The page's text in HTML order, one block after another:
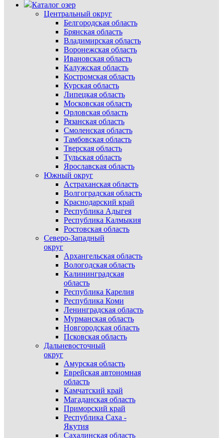
Каталог озер
Центральный округ
Белгородская область
Брянская область
Владимирская область
Воронежская область
Ивановская область
Калужская область
Костромская область
Курская область
Липецкая область
Московская область
Орловская область
Рязанская область
Смоленская область
Тамбовская область
Тверская область
Тульская область
Ярославская область
Южный округ
Астраханская область
Волгоградская область
Краснодарский край
Республика Адыгея
Республика Калмыкия
Ростовская область
Северо-Западный
округ
Архангельская область
Вологодская область
Калининградская
область
Республика Карелия
Республика Коми
Ленинградская область
Мурманская область
Новгородская область
Псковская область
Дальневосточный
округ
Амурская область
Еврейская автономная
область
Камчатский край
Магаданская область
Приморский край
Республика Саха -
Якутия
Сахалинская область